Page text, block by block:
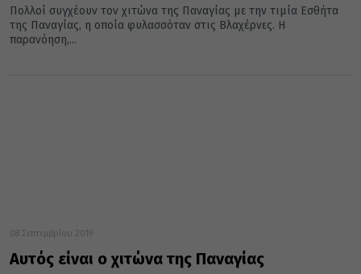
Πολλοί συγχέουν τον χιτώνα της Παναγίας με την τιμία Εσθήτα
της Παναγίας, η οποία φυλασσόταν στις Βλαχέρνες. Η
παρανόηση,...
08 Σεπτεμβρίου 2019
Αυτός είναι ο χιτώνα της Παναγίας